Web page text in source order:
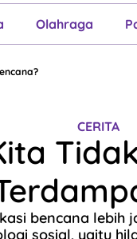
Olahraga
Pariwara
CERITA
bencana lebih
sosial, yaitu